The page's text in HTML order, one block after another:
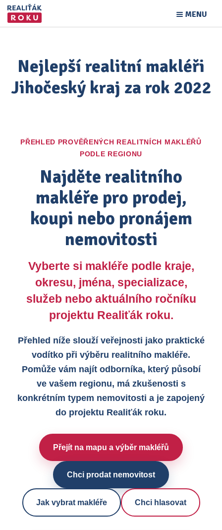
MENU
Nejlepší realitní makléři
Jihočeský kraj za rok 2022
PŘEHLED PROVĚŘENÝCH REALITNÍCH MAKLÉŘŮ
PODLE REGIONU
Najděte realitního
makléře pro prodej,
koupi nebo pronájem
nemovitosti
Vyberte si makléře podle kraje,
okresu, jména, specializace,
služeb nebo aktuálního ročníku
projektu Realiťák roku.
Přehled níže slouží veřejnosti jako praktické
vodítko při výběru realitního makléře.
Pomůže vám najít odborníka, který působí
ve vašem regionu, má zkušenosti s
konkrétním typem nemovitosti a je zapojený
do projektu Realiťák roku.
Přejít na mapu a výběr makléřů
Chci prodat nemovitost
Jak vybrat makléře Chci hlasovat